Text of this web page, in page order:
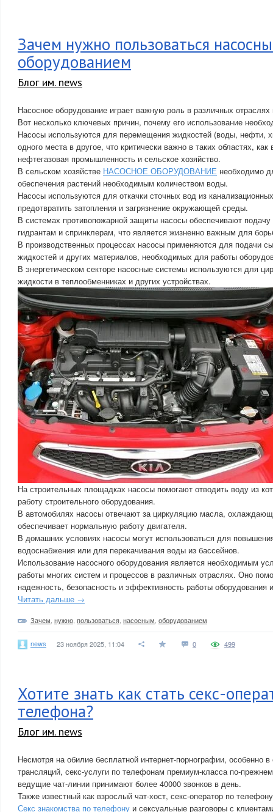
Зачем нужно пользоваться
оборудованием
Блог им. news
Насосное оборудование играет важную роль в различных
Вот несколько ключевых причин, почему его использование
Насосы используются для перемещения жидкостей (воды, нефти,
одного места в другое, что критически важно в таких областях,
нефтегазовая промышленность и сельское хозяйство.
В сельском хозяйстве НАСОСНОЕ ОБОРУДОВАНИЕ необходимо
обеспечения растений необходимым количеством воды.
Насосы используются для откачки сточных вод из
предотвратить затопления и загрязнение окружающей среды.
В системах противопожарной защиты насосы обеспечивают
гидрантам и спринклерам, что является жизненно важным для
В производственных процессах насосы применяются для подачи
жидкостей и других материалов, необходимых для работы
В энергетическом секторе насосные системы используются для
жидкости в теплообменниках и других устройствах.
На строительных площадках насосы помогают отводить воду из
работу строительного оборудования.
В автомобилях насосы отвечают за циркуляцию масла,
обеспечивает нормальную работу двигателя.
В домашних условиях насосы могут использоваться для
водоснабжения или для перекачивания воды из бассейнов.
Использование насосного оборудования является необходимым
работы многих систем и процессов в различных отраслях. Оно
надежность, безопасность и эффективность работы оборудования
Читать дальше →
Зачем нужно пользоваться насосным оборудованием
news 23 ноября 2025, 11:04 0 499
Хотите знать как стать секс-
телефона?
Блог им. news
Несмотря на обилие бесплатной интернет-порнографии, особенно
трансляций, секс-услуги по телефонам премиум-класса по-
ведущие чат-линии принимают более 40000 звонков в день.
Также известный как взрослый чат-хост, секс-оператор по
Секс знакомства по телефону и сексуальные разговоры с